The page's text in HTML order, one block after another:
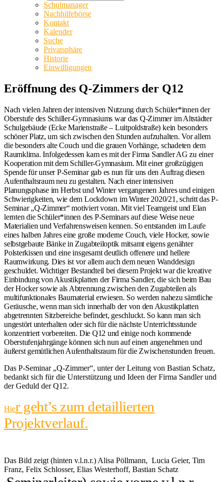
Schulmanager
Nachhilfebörse
Kontakt
Kalender
Suche
Privatsphäre
Historie
Einwilligungen
Eröffnung des Q-Zimmers der Q12
Nach vielen Jahren der intensiven Nutzung durch Schüler*innen der
Oberstufe des Schiller-Gymnasiums war das Q-Zimmer im Altstädter
Schulgebäude (Ecke Marienstraße – Luitpoldstraße) kein besonders
schöner Platz, um sich zwischen den Stunden aufzuhalten. Vor allem
die besonders alte Couch und die grauen Vorhänge, schadeten dem
Raumklima. Infolgedessen kam es mit der Firma Sandler AG zu einer
Kooperation mit dem Schiller-Gymnasium. Mit einer großzügigen
Spende für unser P-Seminar gab es nun für uns den Auftrag diesen
Aufenthaltsraum neu zu gestalten. Nach einer intensiven
Planungsphase im Herbst und Winter vergangenen Jahres und einigen
Schwierigkeiten, wie dem Lockdown im Winter 2020/21, schritt das P-
Seminar „Q-Zimmer“ motiviert voran. Mit viel Teamgeist und Elan
lernten die Schüler*innen des P-Seminars auf diese Weise neue
Materialien und Verfahrensweisen kennen. So entstanden im Laufe
eines halben Jahres eine große moderne Couch, viele Hocker, sowie
selbstgebaute Bänke in Zugabteiloptik mitsamt eigens genähter
Polsterkissen und eine insgesamt deutlich offenere und hellere
Raumwirkung. Dies ist vor allem auch dem neuen Wanddesign
geschuldet. Wichtiger Bestandteil bei diesem Projekt war die kreative
Einbindung von Akustikplatten der Firma Sandler, die sich beim Bau
der Hocker sowie als Abtrennung zwischen den Zugabteilen als
multifunktionales Baumaterial erwiesen. So werden nahezu sämtliche
Geräusche, wenn man sich innerhalb der von den Akustikplatten
abgetrennten Sitzbereiche befindet, geschluckt. So kann man sich
ungestört unterhalten oder sich für die nächste Unterrichtsstunde
konzentriert vorbereiten. Die Q12 und einige noch kommende
Oberstufenjahrgänge können sich nun auf einen angenehmen und
äußerst gemütlichen Aufenthaltsraum für die Zwischenstunden freuen.
Das P-Seminar „Q-Zimmer“, unter der Leitung von Bastian Schatz,
bedankt sich für die Unterstützung und Ideen der Firma Sandler und
der Geduld der Q12.
Hier geht’s zum detaillierten
Projektverlauf.
Das Bild zeigt (hinten v.l.n.r.) Alisa Pöllmann, Lucia Geier, Tim
Franz, Felix Schlosser, Elias Westerhoff, Bastian Schatz